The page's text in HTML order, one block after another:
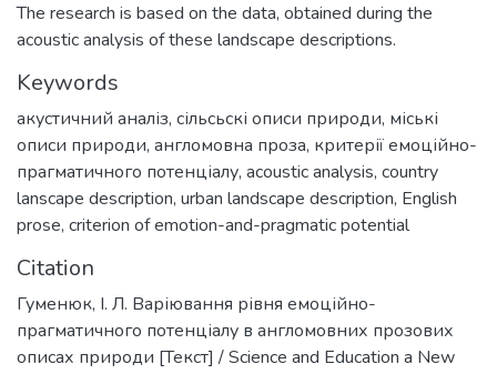
The research is based on the data, obtained during the
acoustic analysis of these landscape descriptions.
Keywords
акустичний аналіз, сільсьскі описи природи, міські
описи природи, англомовна проза, критерії емоційно-
прагматичного потенціалу, acoustic analysis, country
lanscape description, urban landscape description, English
prose, criterion of emotion-and-pragmatic potential
Citation
Гуменюк, І. Л. Варіювання рівня емоційно-
прагматичного потенціалу в англомовних прозових
описах природи [Текст] / Science and Education a New